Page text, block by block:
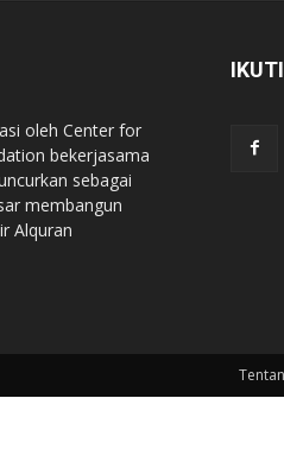
oleh Center for
bekerjasama
sebagai
membangun
Alquran